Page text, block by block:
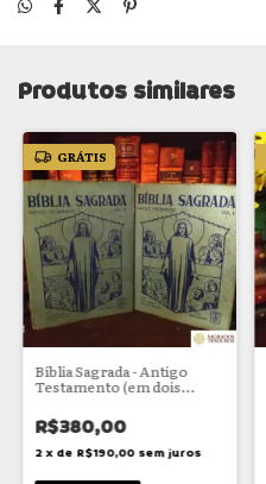
Produtos similares
GRÁTIS
Bíblia Sagrada - Antigo
Testamento (em dois
R$380,00
2 x de R$190,00 sem juros